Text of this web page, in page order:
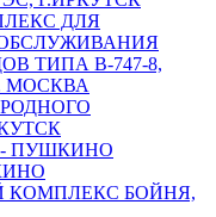
ДЛЯ
ТИПА В-747-8,
МОСКВА
ПУШКИНО
КОМПЛЕКС БОЙНЯ,